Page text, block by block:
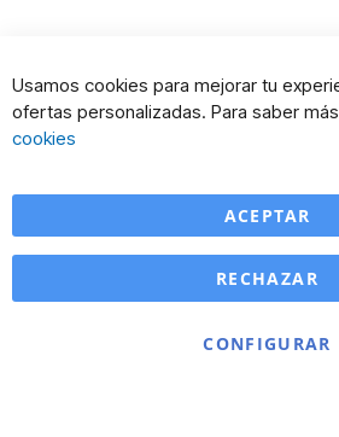
Usamos cookies para mejorar tu
ofertas personalizadas. Para saber
cookies
ACEPTAR
CONFIGURAR
RECHAZAR